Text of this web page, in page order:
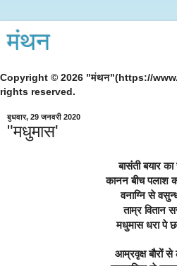
मंथन
Copyright © 2026 "मंथन"(https://
rights reserved.
बुधवार, 29 जनवरी 2020
"मधुमास'
बासंती बयार
कानन बीच पलाश
वनाग्नि से
ताम्र वितान
मधुमास धरा पे
आम्रवृक्ष बौरों